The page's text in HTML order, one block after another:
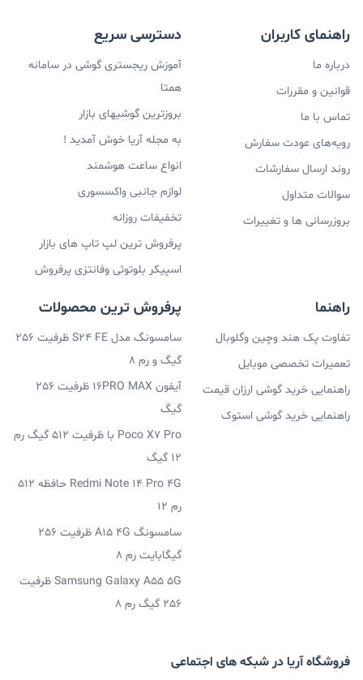
راهنمای کاربران
درباره ما
قوانین و مقررات
تماس با ما
رویه‌های عودت سفارش
روند ارسال سفارشات
سوالات متداول
بروزرسانی ها و تغییرات
دسترسی سریع
آموزش ریجستری گوشی در سامانه
همتا
بروزترین گوشیهای بازار
به مجله آریا خوش آمدید !
انواع ساعت هوشمند
لوازم جانبی واکسسوری
تخفیفات روزانه
پرفروش ترین لپ تاپ های بازار
اسپیکر بلوتوثی وفانتزی پرفروش
راهنما
تفاوت پک هند وچین وگلوبال
تعمیرات تخصصی موبایل
راهنمایی خرید گوشی ارزان قیمت
راهنمایی خرید گوشی استوک
پرفروش ترین محصولات
سامسونگ مدل S24 FE ظرفیت 256
گیگ و رم 8
آیفون 16PRO MAX ظرفیت 256
گیگ
Poco X7 Pro با ظرفیت 512 گیگ رم
12 گیگ
Redmi Note 14 Pro 4G حافظه 512
رم 12
سامسونگ A15 4G ظرفیت 256
گیگابایت رم 8
Samsung Galaxy A55 5G ظرفیت
256 گیگ رم 8
فروشگاه آریا در شبکه های اجتماعی